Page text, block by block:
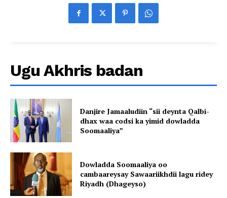
Ugu Akhris badan
Danjire Jamaaludiin “sii deynta Qalbi-
dhax waa codsi ka yimid dowladda
Soomaaliya”
Dowladda Soomaaliya oo
cambaareysay Sawaariikhdii lagu ridey
Riyadh (Dhageyso)